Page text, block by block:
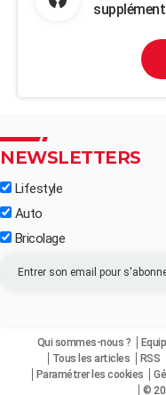
NEWSLETTERS
Lifestyle
Auto
Bricolage
Qui sommes-nous ?
Tous les articles
RSS
Paramétrer les cookies
©